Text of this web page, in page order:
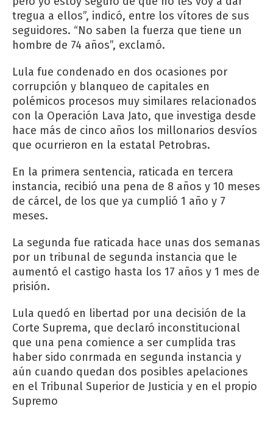
tregua a ellos”, indicó, entre los vítores de sus
seguidores. “No saben la fuerza que tiene un
hombre de 74 años”, exclamó.
Lula fue condenado en dos ocasiones por
corrupción y blanqueo de capitales en
polémicos procesos muy similares relacionados
con la Operación Lava Jato, que investiga desde
hace más de cinco años los millonarios desvíos
que ocurrieron en la estatal Petrobras.
En la primera sentencia, raticada en tercera
instancia, recibió una pena de 8 años y 10 meses
de cárcel, de los que ya cumplió 1 año y 7
meses.
La segunda fue raticada hace unas dos semanas
por un tribunal de segunda instancia que le
aumentó el castigo hasta los 17 años y 1 mes de
prisión.
Lula quedó en libertad por una decisión de la
Corte Suprema, que declaró inconstitucional
que una pena comience a ser cumplida tras
haber sido conrmada en segunda instancia y
aún cuando quedan dos posibles apelaciones
en el Tribunal Superior de Justicia y en el propio
Supremo